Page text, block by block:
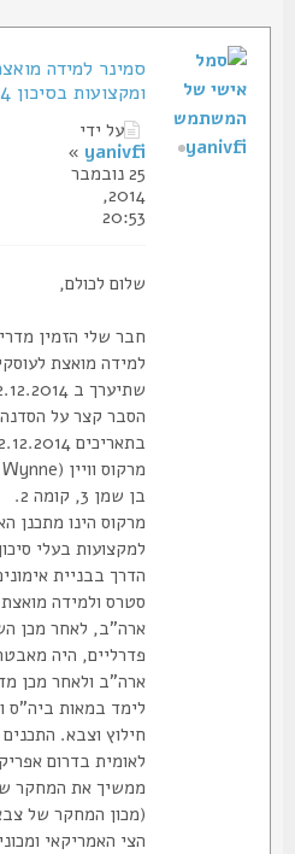
סמינר למידה מואצת
ומקצועות בסיכון 11-12.12.14
על ידי
yanivfi
»
25 נובמבר
2014,
20:53
שלום לכולם,
חבר שלי הזמין מדריך
למידה מואצת לעוסקים
שתיערך ב 11-12.12.2014 בתל אביב.
הסבר קצר על הסדנה:
בן שמן 3, קומה 2.
מרקוס הינו מתכנן
למקצועות בעלי סיכון-
הדרך בבניית אימונים
סטרס ולמידה מואצת.
ארה"ב, לאחר מכן
פדרליים, היה מאבטח
ארה"ב ולאחר מכן
לימד במאות ביה"ס
חילוץ וצבא. התכנים
לאומית בדרום אפריקה,
(מכון המחקר של צבא
הצי האמריקאי ומכוני
yanivfi